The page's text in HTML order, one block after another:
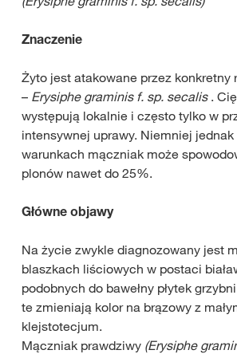
Znaczenie
Żyto jest atakowane przez konkretny
– Erysiphe graminis f. sp. secalis.
występują lokalnie i często tylko w
intensywnej uprawy. Niemniej
warunkach mączniak może
plonów nawet do 25%.
Główne objawy
Na życie zwykle diagnozowany jest
blaszkach liściowych w postaci
podobnych do bawełny płytek
te zmieniają kolor na brązowy z
klejstotecjum.
Mączniak prawdziwy (Erysiphe